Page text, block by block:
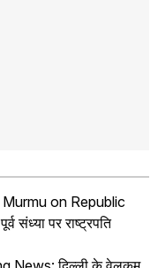
on Republic
संध्या पर राष्ट्रपति